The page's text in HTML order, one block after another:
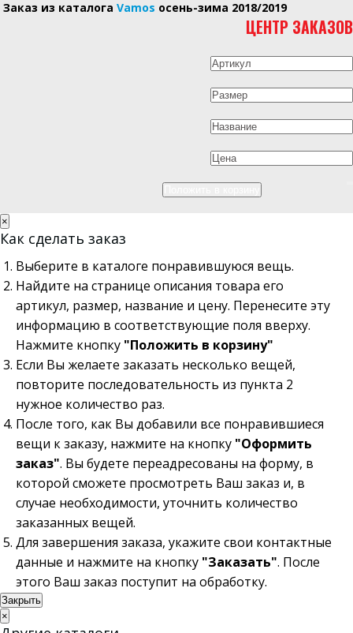
Заказ из каталогаVamos осень-зима 2018/2019
ЦЕНТР ЗАКАЗОВ
×
Как сделать заказ
Выберите в каталоге понравившуюся вещь.
Найдите на странице описания товара его
артикул, размер, название и цену. Перенесите эту
информацию в соответствующие поля вверху.
Нажмите кнопку "Положить в корзину"
Если Вы желаете заказать несколько вещей,
повторите последовательность из пункта 2
нужное количество раз.
После того, как Вы добавили все понравившиеся
вещи к заказу, нажмите на кнопку "Оформить
заказ". Вы будете переадресованы на форму, в
которой сможете просмотреть Ваш заказ и, в
случае необходимости, уточнить количество
заказанных вещей.
Для завершения заказа, укажите свои контактные
данные и нажмите на кнопку "Заказать". После
этого Ваш заказ поступит на обработку.
Закрыть
×